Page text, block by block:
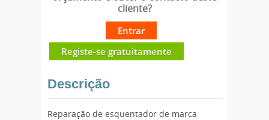
cliente?
Entrar
Registe-se gratuitamente
Descrição
Reparação de esquentador de marca